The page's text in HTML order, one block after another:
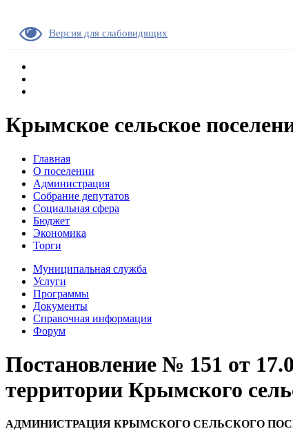
Версия для слабовидящих
Крымское сельское
Главная
О поселении
Администрация
Собрание депутатов
Социальная сфера
Бюджет
Экономика
Торги
Муниципальная служба
Услуги
Программы
Документы
Справочная информация
Форум
Постановление № 151 от
территории Крымского
АДМИНИСТРАЦИЯ КРЫМСКОГО СЕЛЬСКОГО